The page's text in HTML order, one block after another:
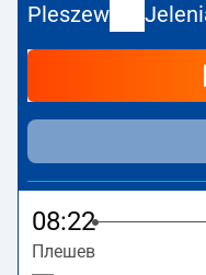
курсують також інші
ціну квитка і
завершує маршрут на
Pleszew
08:22
Плешев